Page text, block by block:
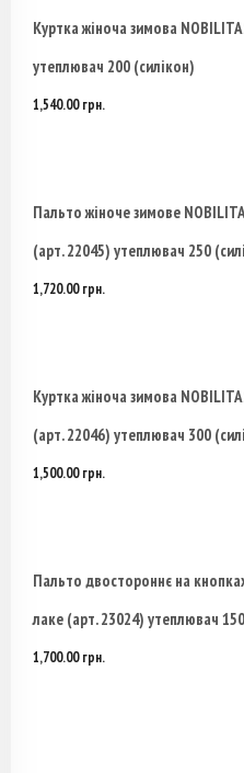
Куртка жіноча зимова
утеплювач 200 (силікон)
1,540.00грн.
Пальто жіноче зимове
(арт. 22045) утеплювач 250
1,720.00грн.
Куртка жіноча зимова
(арт. 22046) утеплювач 300
1,500.00грн.
Пальто двостороннє на
лаке (арт. 23024) утеплювач
1,700.00грн.